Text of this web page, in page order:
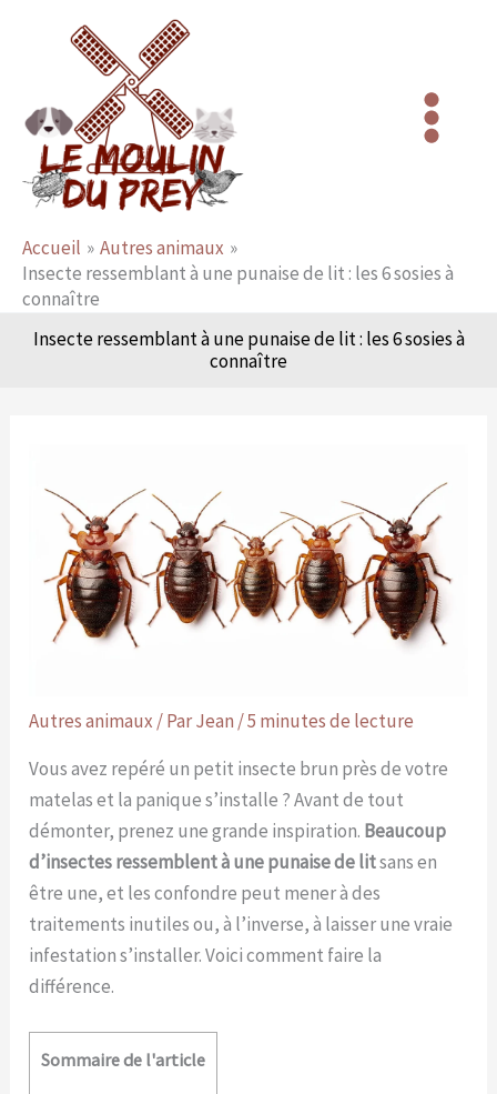
Accueil
Autres animaux
Insecte ressemblant à une punaise de lit : les 6 sosies à
connaître
Insecte ressemblant à une punaise de lit : les 6 sosies à
connaître
Autres animaux / ParJean /5 minutes de lecture
Vous avez repéré un petit insecte brun près de votre
matelas et la panique s’installe ? Avant de tout
démonter, prenez une grande inspiration. Beaucoup
d’insectes ressemblent à une punaise de litsans en
être une, et les confondre peut mener à des
traitements inutiles ou, à l’inverse, à laisser une vraie
infestation s’installer. Voici comment faire la
différence.
Sommaire de l'article